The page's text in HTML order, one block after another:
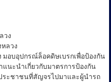
วง
ลวง
มอบอุปกรณ์ล็อคดิษเบรกเพื่อป้องกัน
นะนำเกี่ยวกับมาตรการป้องกัน
ระชาชนที่สัญจรไปมาและผู้นำรถ